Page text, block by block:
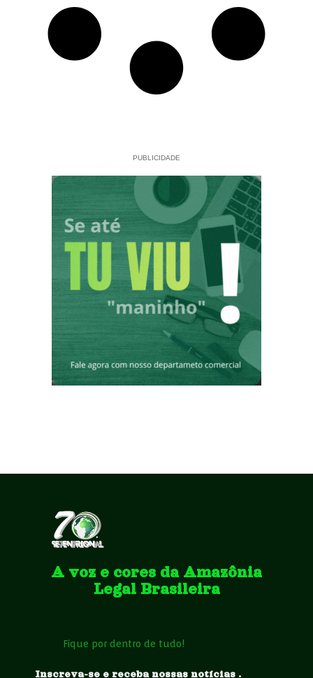
PUBLICIDADE
A voz e cores da Amazônia
Legal Brasileira
Fique por dentro de tudo!
Inscreva-se e receba nossas notícias .